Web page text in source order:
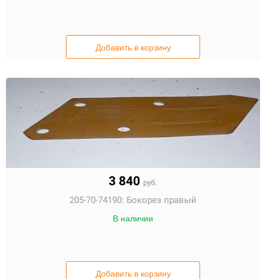
Добавить в корзину
3 840 руб.
205-70-74190: Бокорез правый
В наличии
Добавить в корзину